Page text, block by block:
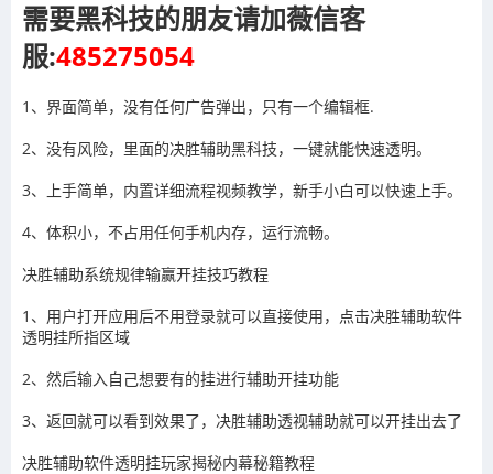
需要黑科技的朋友请加薇信客
服:485275054
1、界面简单，没有任何广告弹出，只有一个编辑框.
2、没有风险，里面的决胜辅助黑科技，一键就能快速透明。
3、上手简单，内置详细流程视频教学，新手小白可以快速上手。
4、体积小，不占用任何手机内存，运行流畅。
决胜辅助系统规律输赢开挂技巧教程
1、用户打开应用后不用登录就可以直接使用，点击决胜辅助软件
透明挂所指区域
2、然后输入自己想要有的挂进行辅助开挂功能
3、返回就可以看到效果了， 决胜辅助透视辅助就可以开挂出去了
决胜辅助软件透明挂玩家揭秘内幕秘籍教程